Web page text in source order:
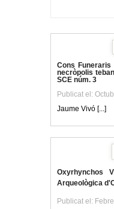
Cons
necròpolis
SCE núm. 3
Publicat el:
Jaume Vivó [...]
Oxyrhynchos
Arqueològica
Publicat el: